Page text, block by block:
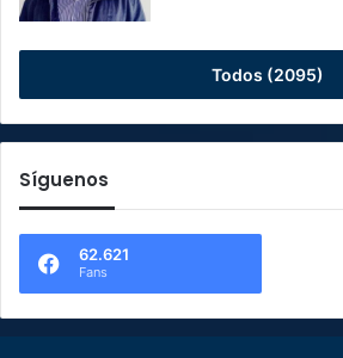
Todos (2095)
Síguenos
62.621
Fans